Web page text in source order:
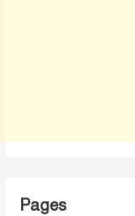
Pages